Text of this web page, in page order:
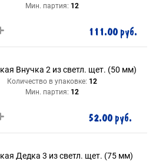
Мин. партия: 12
111.00 руб.
Внучка 2 из светл. щет. (50 мм)
Количество в упаковке: 12
Мин. партия: 12
52.00 руб.
Дедка 3 из светл. щет. (75 мм)